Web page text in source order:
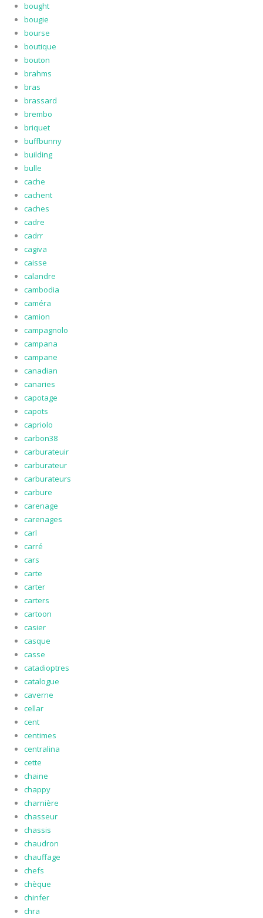
bought
bougie
bourse
boutique
bouton
brahms
bras
brassard
brembo
briquet
buffbunny
building
bulle
cache
cachent
caches
cadre
cadrr
cagiva
caisse
calandre
cambodia
caméra
camion
campagnolo
campana
campane
canadian
canaries
capotage
capots
capriolo
carbon38
carburateuir
carburateur
carburateurs
carbure
carenage
carenages
carl
carré
cars
carte
carter
carters
cartoon
casier
casque
casse
catadioptres
catalogue
caverne
cellar
cent
centimes
centralina
cette
chaine
chappy
charnière
chasseur
chassis
chaudron
chauffage
chefs
chèque
chinfer
chra